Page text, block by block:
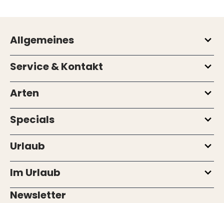
Allgemeines
Service & Kontakt
Arten
Specials
Urlaub
Im Urlaub
Newsletter